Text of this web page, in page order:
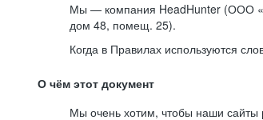
Мы — компания HeadHunter (ООО
дом 48, помещ. 25).
Когда в Правилах используются
О чём этот документ
Мы очень хотим, чтобы наши сайты